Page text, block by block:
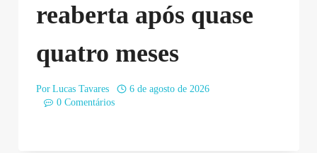
reaberta após quase
quatro meses
Por Lucas Tavares
6 de agosto de 2026
0 Comentários